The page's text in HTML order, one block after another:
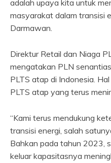
adalah upaya kita untuk
masyarakat dalam transisi
Darmawan.
Direktur Retail dan Niaga
mengatakan PLN
PLTS atap di Indonesia.
PLTS atap yang terus
“Kami terus mendukung
transisi energi, salah
Bahkan pada tahun 2023,
keluar kapasitasnya